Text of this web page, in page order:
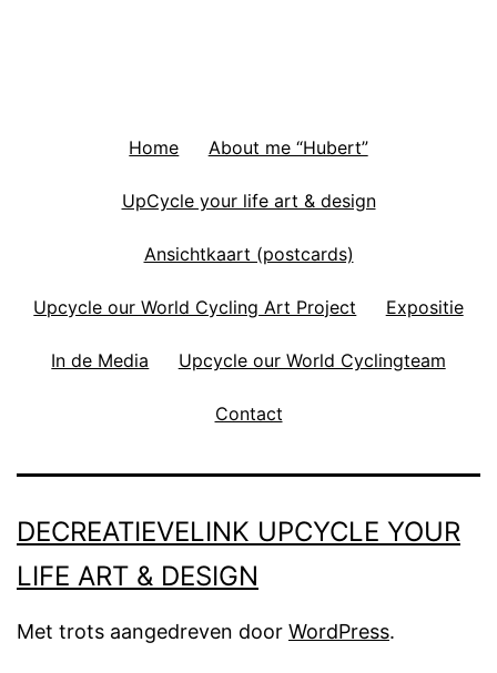
Home About me “Hubert”
UpCycle your life art & design
Ansichtkaart (postcards)
Upcycle our World Cycling Art Project Expositie
In de Media Upcycle our World Cyclingteam
Contact
DECREATIEVELINK UPCYCLE YOUR
LIFE ART & DESIGN
Met trots aangedreven door WordPress.